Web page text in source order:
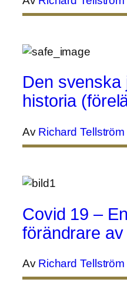
Den svenska
historia
Av Richard Tellström
Covid 19 –
förändrare
Av Richard Tellström